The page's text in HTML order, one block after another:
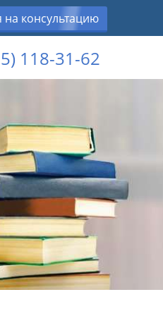
на консультацию
118-31-62